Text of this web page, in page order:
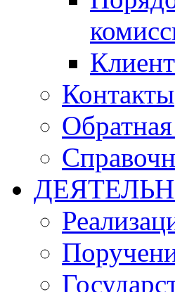
Контакты
Обратная